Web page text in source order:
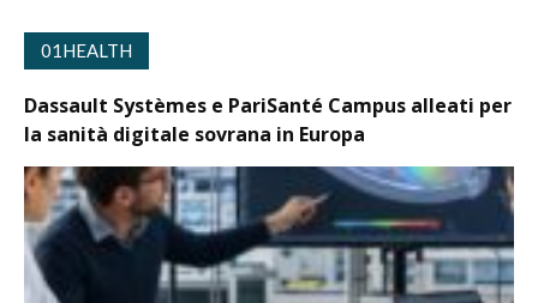
01HEALTH
Dassault Systèmes e PariSanté Campus alleati per
la sanità digitale sovrana in Europa